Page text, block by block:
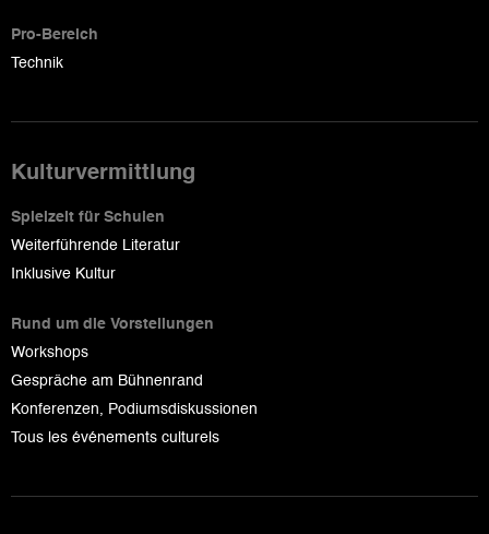
Pro-Bereich
Technik
Kulturvermittlung
Spielzeit für Schulen
Weiterführende Literatur
Inklusive Kultur
Rund um die Vorstellungen
Workshops
Gespräche am Bühnenrand
Konferenzen, Podiumsdiskussionen
Tous les événements culturels